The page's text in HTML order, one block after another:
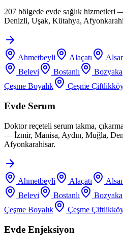
207 bölgede evde sağlık hizmetleri
Denizli, Uşak, Kütahya,
Ahmetbeyli Alaçatı
Belevi
Bostanlı Bozyaka
Çeşme Boyalık
Çeşme
Evde Serum
Doktor reçeteli serum takma,
— İzmir, Manisa, Aydın, Muğla,
Afyonkarahisar.
Ahmetbeyli Alaçatı
Belevi
Bostanlı Bozyaka
Çeşme Boyalık
Çeşme
Evde Enjeksiyon